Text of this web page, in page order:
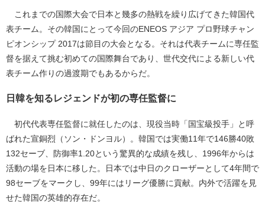
これまでの国際大会で日本と幾多の熱戦を繰り広げてきた韓国代
表チーム。その韓国にとって今回のENEOS アジア プロ野球チャン
ピオンシップ 2017は節目の大会となる。それは代表チームに専任監
督を据えて挑む初めての国際舞台であり、世代交代による新しい代
表チーム作りの過渡期でもあるからだ。
日韓を知るレジェンドが初の専任監督に
初代代表専任監督に就任したのは、現役当時「国宝級投手」と呼
ばれた宣銅烈（ソン・ドンヨル）。韓国では実働11年で146勝40敗
132セーブ、防御率1.20という驚異的な成績を残し、1996年からは
活動の場を日本に移した。日本では中日のクローザーとして4年間で
98セーブをマークし、99年にはリーグ優勝に貢献。内外で活躍を見
せた韓国の英雄的存在だ。